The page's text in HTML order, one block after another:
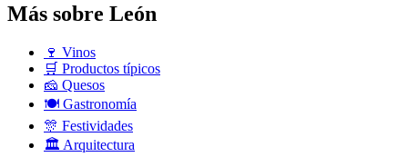
Más sobre León
🍷 Vinos
🛒 Productos típicos
🧀 Quesos
🍽️ Gastronomía
🎊 Festividades
🏛️ Arquitectura